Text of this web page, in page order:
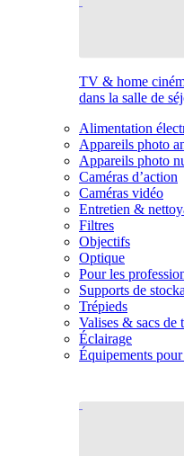
TV & home
dans la salle de
Alimentation
Appareils photo
Appareils photo
Caméras d’action
Caméras vidéo
Entretien &
Filtres
Objectifs
Optique
Pour les
Supports de
Trépieds
Valises & sacs de
Éclairage
Équipements